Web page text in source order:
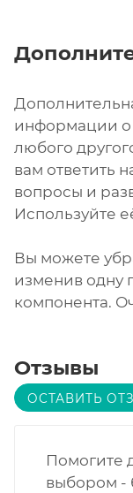
информации о
любого
вам ответить
вопросы и
Используйте
Вы можете
изменив одну
компонента.
Отзывы
ОСТАВИТЬ
Помогите
выбором -